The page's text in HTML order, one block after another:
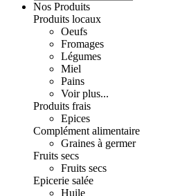
Nos Produits
Produits locaux
Oeufs
Fromages
Légumes
Miel
Pains
Voir plus...
Produits frais
Epices
Complément alimentaire
Graines à germer
Fruits secs
Fruits secs
Epicerie salée
Huile